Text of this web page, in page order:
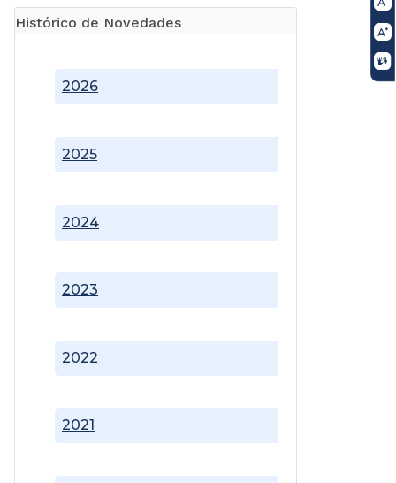
Histórico de Novedades
2021
2022
2023
2024
2025
2026